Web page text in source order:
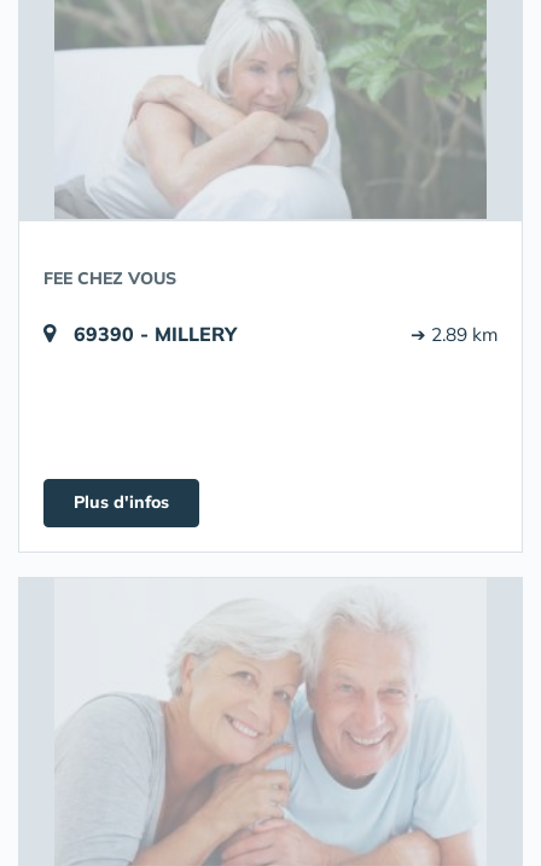
FEE CHEZ VOUS
69390 - MILLERY ➔ 2.89 km
Plus d'infos